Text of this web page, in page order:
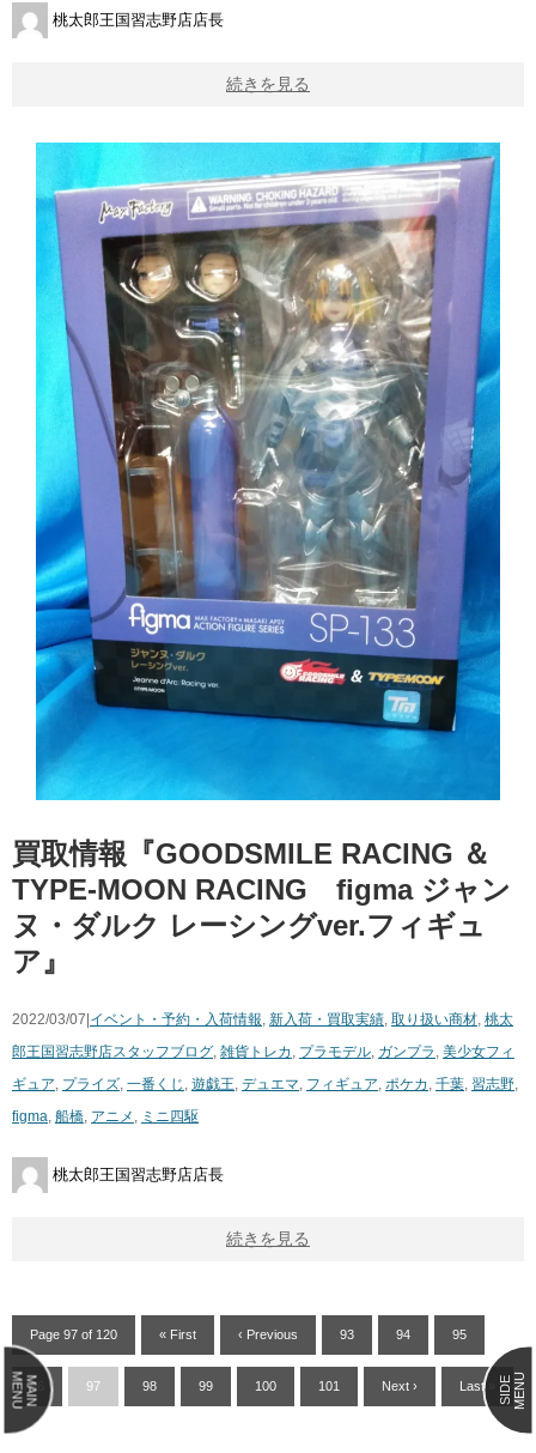
桃太郎王国習志野店店長
続きを見る
買取情報『GOODSMILE ​RACING ​＆ ​
TYPE-MOON ​RACING figma ​ジャン
ヌ・ダルク ​レーシングver.フィギュ
ア』
2022/03/07|イベント・予約・入荷情報 新入荷・買取実績 取り扱い商材 桃太
郎王国習志野店スタッフブログ 雑貨 トレカ プラモデル ガンプラ 美少女フィ
ギュア プライズ 一番くじ 遊戯王 デュエマ フィギュア ポケカ 千葉 習志野
figma 船橋 アニメ ミニ四駆
桃太郎王国習志野店店長
続きを見る
Page 97 of 120 « First ‹ Previous 93 94 95
96 97 98 99 100 101 Next › Last »
MAIN
MENU SIDEMENU